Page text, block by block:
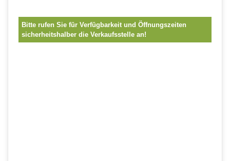
Bitte rufen Sie für Verfügbarkeit und Öffnungszeiten
sicherheitshalber die Verkaufsstelle an!